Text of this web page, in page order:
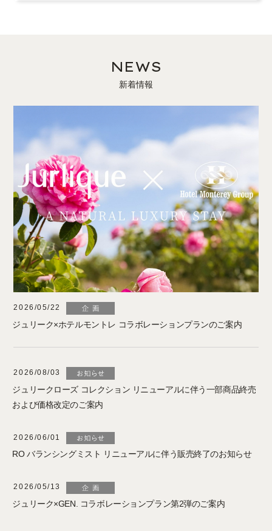
NEWS
新着情報
2026/05/22
ジュリーク×ホテルモントレ コラボレーションプランのご案内
2026/08/03
ジュリークローズ コレクション リニューアルに伴う一部商品終売
および価格改定のご案内
2026/06/01
RO バランシングミスト リニューアルに伴う販売終了のお知らせ
2026/05/13
ジュリーク×GEN. コラボレーションプラン第2弾のご案内